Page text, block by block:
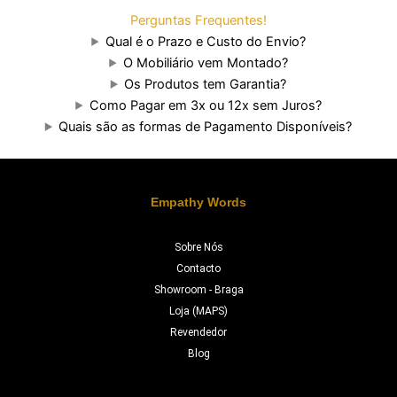
Perguntas Frequentes!
Qual é o Prazo e Custo do Envio?
O Mobiliário vem Montado?
Os Produtos tem Garantia?
Como Pagar em 3x ou 12x sem Juros?
Quais são as formas de Pagamento Disponíveis?
Empathy Words
Sobre Nós
Contacto
Showroom - Braga
Loja (MAPS)
Revendedor
Blog